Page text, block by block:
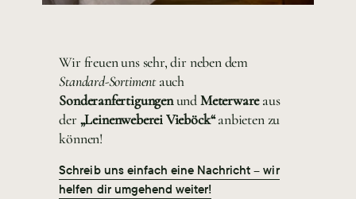
Wir freuen uns sehr, dir neben dem
Standard-Sortimentauch
SonderanfertigungenundMeterwareaus
der„Leinenweberei Vieböck“anbieten zu
können!
Schreib uns einfach eine Nachricht – wir
helfen dir umgehend weiter!